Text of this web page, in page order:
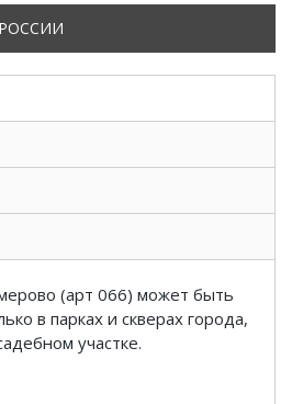
(арт 066) может быть
в парках и скверах города,
участке.